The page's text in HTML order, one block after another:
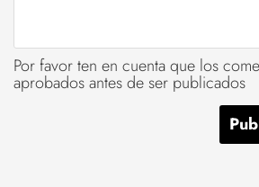
Por favor ten en cuenta que los
aprobados antes de ser publicados